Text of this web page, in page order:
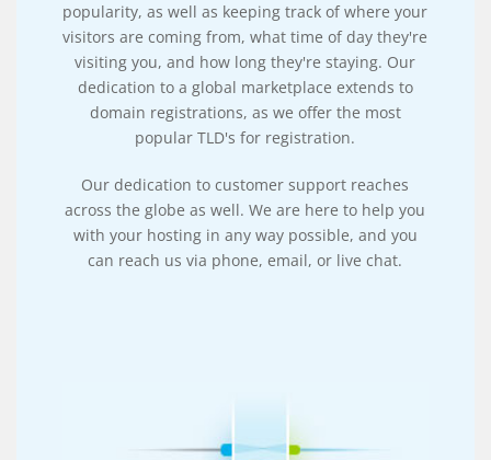
popularity, as well as keeping track of where your
visitors are coming from, what time of day they're
visiting you, and how long they're staying. Our
dedication to a global marketplace extends to
domain registrations, as we offer the most
popular TLD's for registration.
Our dedication to customer support reaches
across the globe as well. We are here to help you
with your hosting in any way possible, and you
can reach us via phone, email, or live chat.